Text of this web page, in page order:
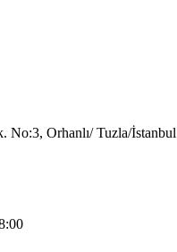
No:3, Orhanlı/ Tuzla/İstanbul